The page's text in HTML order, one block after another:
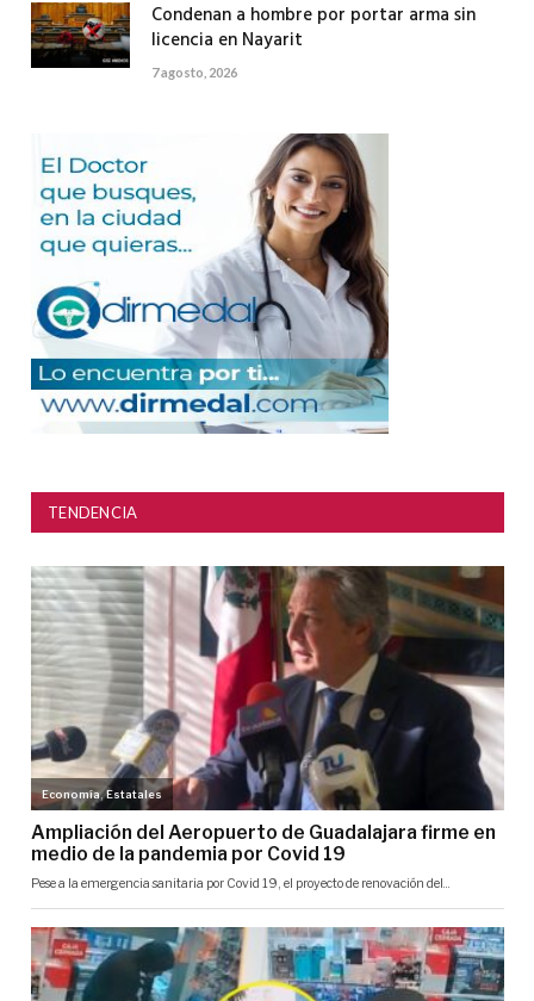
Condenan a hombre por portar arma sin
licencia en Nayarit
7 agosto, 2026
TENDENCIA